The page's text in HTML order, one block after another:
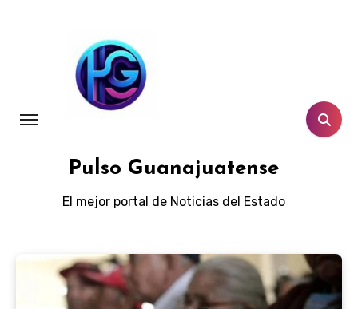
Pulso Guanajuatense
El mejor portal de Noticias del Estado